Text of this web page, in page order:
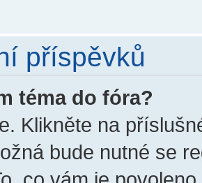
příspěvků
téma do fóra?
Klikněte na
bude nutné se